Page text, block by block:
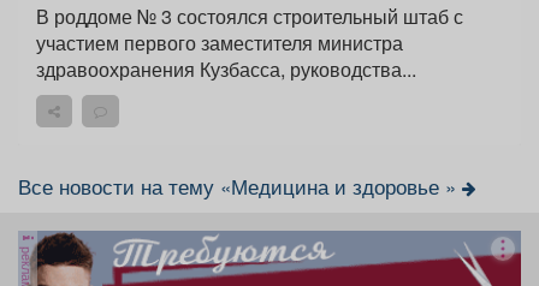
В роддоме № 3 состоялся строительный штаб с
участием первого заместителя министра
здравоохранения Кузбасса, руководства...
Все новости на тему «Медицина и здоровье »
реклама